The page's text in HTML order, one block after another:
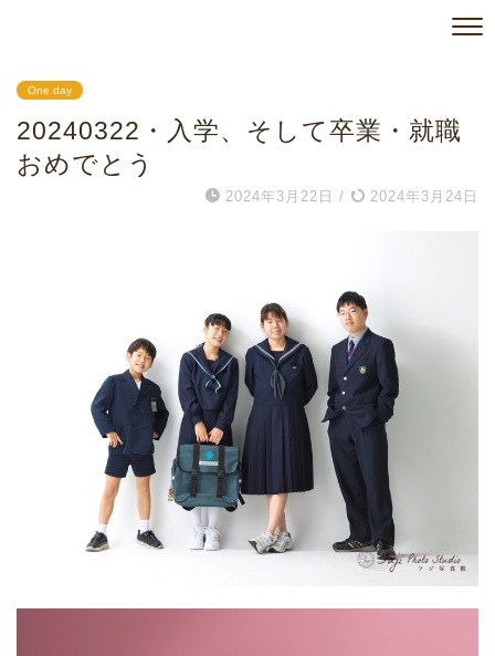
One day
20240322・入学、そして卒業・就職
おめでとう
2024年3月22日 / 2024年3月24日